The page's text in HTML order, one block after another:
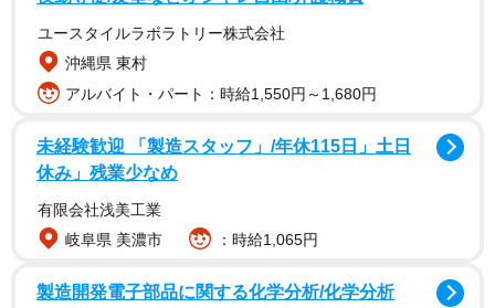
った」「意外と美形で驚いた」「小雪はイケメン」など、
驚きと称賛のコメントが寄せられています。
ユースタイルラボラトリー株式会社
沖縄県 東村
アルバイト・パート：時給1,550円～1,680円
未経験歓迎 「製造スタッフ」/年休115日」土日
休み」残業少なめ
有限会社浅美工業
岐阜県 美濃市
：時給1,065円
製造開発電子部品に関する化学分析/化学分析